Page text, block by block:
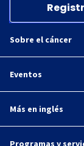
Sobre el cáncer
Eventos
Más en inglés
Programas y